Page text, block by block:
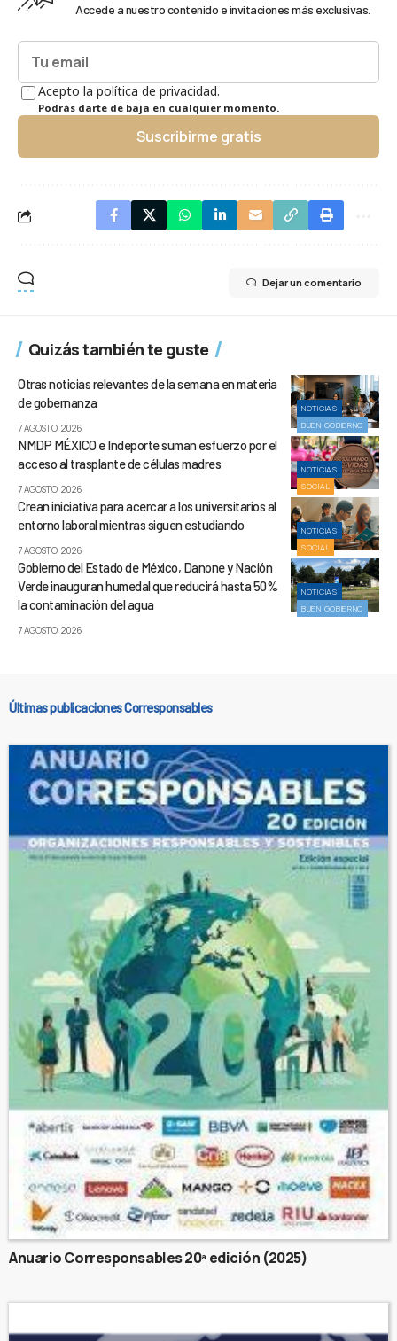
Accede a nuestro contenido e invitaciones más exclusivas.
Acepto la política de privacidad.
Podrás darte de baja en cualquier momento.
Suscribirme gratis
Dejar un comentario
Quizás también te guste
NOTICIAS
BUEN GOBIERNO
Otras noticias relevantes de la semana en materia
de gobernanza
7 AGOSTO, 2026
NOTICIAS
SOCIAL
NMDP MÉXICO e Indeporte suman esfuerzo por el
acceso al trasplante de células madres
7 AGOSTO, 2026
NOTICIAS
SOCIAL
Crean iniciativa para acercar a los universitarios al
entorno laboral mientras siguen estudiando
7 AGOSTO, 2026
NOTICIAS
BUEN GOBIERNO
Gobierno del Estado de México, Danone y Nación
Verde inauguran humedal que reducirá hasta 50%
la contaminación del agua
7 AGOSTO, 2026
Últimas publicaciones Corresponsables
Anuario Corresponsables 20ª edición (2025)